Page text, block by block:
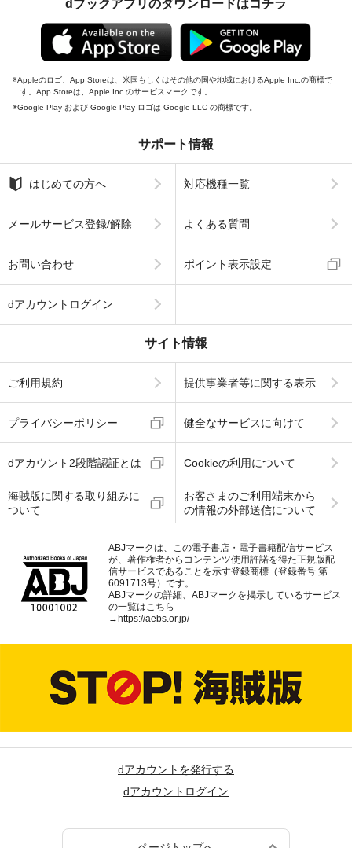
dブックアプリのダウンロードはコチラ
Appleのロゴ、App Storeは、米国もしくはその他の国や地域におけるApple Inc.の商標で
す。App Storeは、Apple Inc.のサービスマークです。
Google Play および Google Play ロゴは Google LLC の商標です。
サポート情報
はじめての方へ 対応機種一覧
メールサービス登録/解除 よくある質問
お問い合わせ ポイント表示設定
dアカウントログイン
サイト情報
ご利用規約 提供事業者等に関する表示
プライバシーポリシー 健全なサービスに向けて
dアカウント2段階認証とは Cookieの利用について
海賊版に関する取り組みに
ついて
お客さまのご利用端末から
の情報の外部送信について
ABJマークは、この電子書店・電子書籍配信サービス
が、著作権者からコンテンツ使用許諾を得た正規版配
信サービスであることを示す登録商標（登録番号 第
6091713号）です。
ABJマークの詳細、ABJマークを掲示しているサービス
の一覧はこちら
→ https://aebs.or.jp/
dアカウントを発行する
dアカウントログイン